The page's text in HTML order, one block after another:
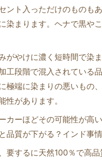
ント入っただけのものも
染まります。ヘナで黒や
がやけに濃く短時間で染
工段階で混入されている
極端に染まりの悪いもの
性があります。
カーほどその可能性が高い
品質が下がる？インド事情
要するに天然100％で高